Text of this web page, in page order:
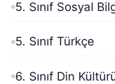
5. Sınıf Sosyal
5. Sınıf Türkçe
6. Sınıf Din